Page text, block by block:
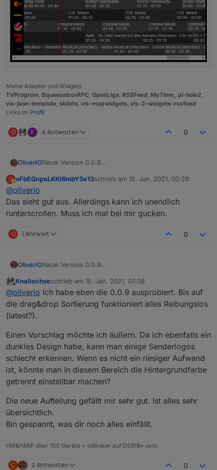
Meine Adapter und Widgets
TVProgram, SqueezeboxRPC, OpenLiga, RSSFeed, MyTime,, pi-hole2,
vis-json-template, skiinfo, vis-mapwidgets, vis-2-widgets-rssfeed
Links im Profil
O F 4 Antworten 0
OliverIONeue Version 0.0.9
Knöpfen und der Datumsinfo.
nochmal grundlegend geändert werden.
Es gibt noch einen kleinen Glitch, mal schauen wer
ihn findet.
übereinander bei kleineren Bildschirmen
O
Abwesend
oFbEQnpoLKKl6mbY5e13schrieb am 15. Jan. 2021, 00:29
zuletzt editiert von
@oliverio
Das sieht gut aus. Allerdings kann ich unendlich
runterscrollen. Muss ich mal bei mir gucken.
O 1 Antwort 0
OliverIONeue Version 0.0.9
Knöpfen und der Datumsinfo.
Leider musste das HTML-Layout unter der Haube
nochmal grundlegend geändert werden.
Es gibt noch einen kleinen Glitch, mal schauen wer
übereinander bei kleineren Bildschirmen
muss noch warten. Der Dialog wehrt sich noch gegen
meine Anweisungen.
Offline
Knallochseschrieb am 15. Jan. 2021, 07:08
zuletzt editiert von
@oliverio Ich habe eben die 0.0.9 ausprobiert. Bis auf
die drag&drop Sortierung funktioniert alles Reibungslos
(latest?).
Einen Vorschlag möchte ich äußern. Da ich ebenfalls ein
dunkles Design habe, kann man einige Senderlogos
schlecht erkennen. Wenn es nicht ein riesiger Aufwand
ist, könnte man in diesem Bereich die Hintergrundfarbe
getrennt einstellbar machen?
Die neue Aufteilung gefällt mir sehr gut. Ist alles sehr
übersichtlich.
Bin gespannt, was dir noch alles einfällt.
HM&HMIP über 100 Geräte + IoBroker auf DS918+ uvm.
C 2 Antworten 0